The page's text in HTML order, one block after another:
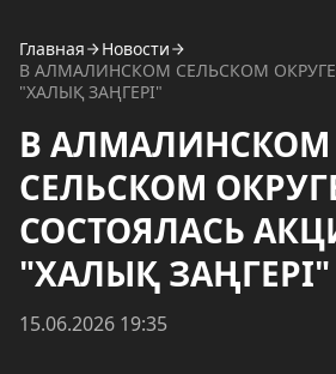
Главная
Новости
В АЛМАЛИНСКОМ СЕЛЬСКОМ
"ХАЛЫҚ ЗАҢГЕРІ"
В АЛМАЛИНСКОМ
СЕЛЬСКОМ
СОСТОЯЛАСЬ
"ХАЛЫҚ ЗАҢГЕРІ"
15.06.2026 19:35